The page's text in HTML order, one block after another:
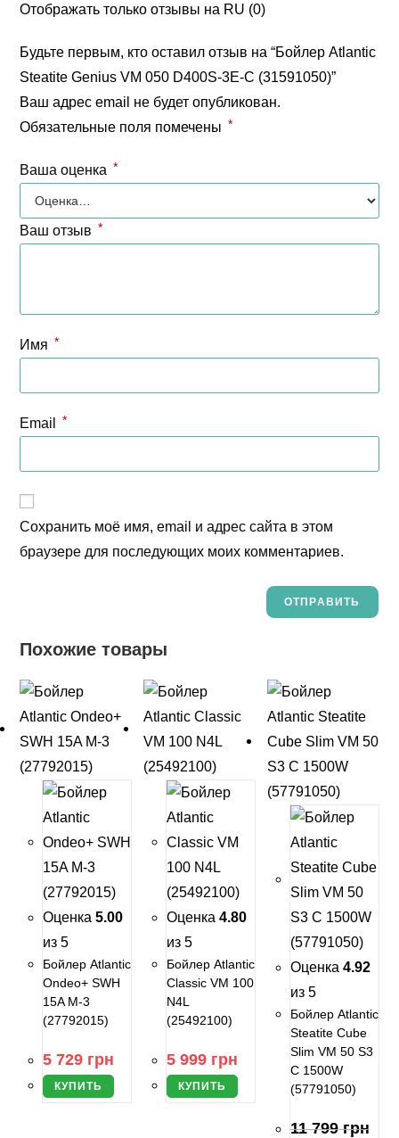
Отображать только отзывы на RU (0)
Будьте первым, кто оставил отзыв на “Бойлер Atlantic
Steatite Genius VM 050 D400S-3E-C (31591050)”
Ваш адрес email не будет опубликован.
Обязательные поля помечены *
Ваша оценка *
Ваш отзыв *
Имя *
Email *
Сохранить моё имя, email и адрес сайта в этом
браузере для последующих моих комментариев.
Похожие товары
Оценка5.00
из 5
Бойлер Atlantic
Ondeo+ SWH
15A M-3
(27792015)
5 729 грн
КУПИТЬ
Оценка 4.80
из 5
Бойлер Atlantic
Classic VM 100
N4L
(25492100)
5 999грн
КУПИТЬ
Оценка 4.92
из 5
Бойлер Atlantic
Steatite Cube
Slim VM 50 S3
C 1500W
(57791050)
11 799грн